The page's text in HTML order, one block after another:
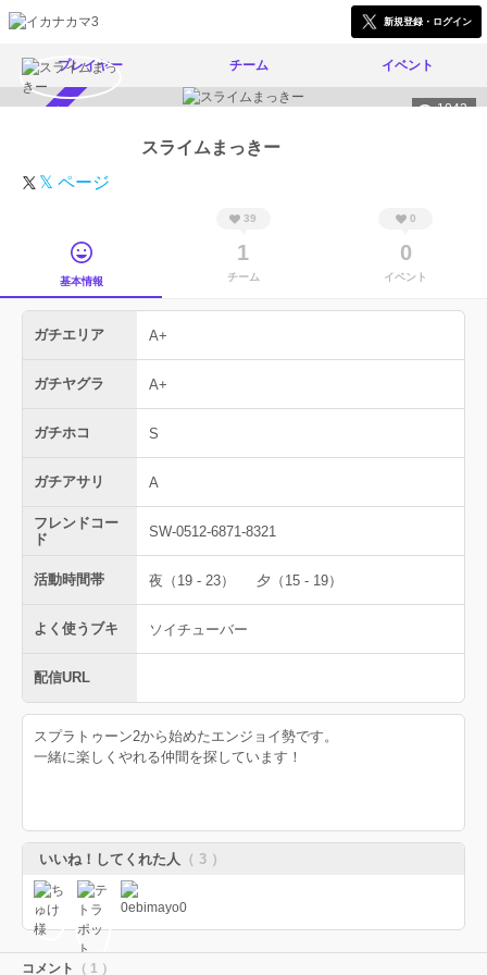
新規登録・ログイン
プレイヤー チーム イベント
1043
スライムまっきー
𝕏 ページ
基本情報
39
1
チーム
0
0
イベント
ガチエリア A+
ガチヤグラ A+
ガチホコ S
ガチアサリ A
フレンドコー
ド
SW-0512-6871-8321
活動時間帯 夜（19 - 23） 夕（15 - 19）
よく使うブキ ソイチューバー
配信URL
スプラトゥーン2から始めたエンジョイ勢です。
一緒に楽しくやれる仲間を探しています！
いいね！してくれた人 （ 3 ）
コメント （ 1 ）